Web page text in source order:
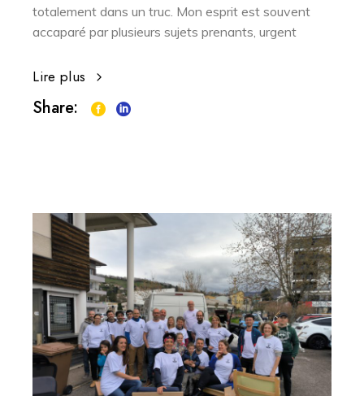
totalement dans un truc. Mon esprit est souvent
accaparé par plusieurs sujets prenants, urgent
Lire plus
Share: